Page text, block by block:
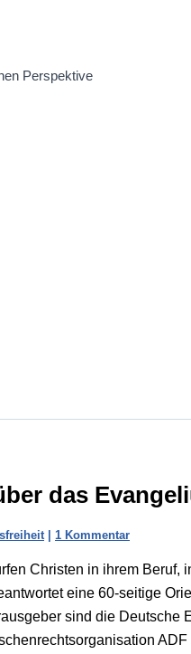
Perspektive
das
| 1 Kommentar
Christen in ihrem Beruf,
eine 60-seitige
sind die